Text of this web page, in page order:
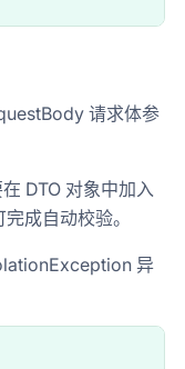
请求体参
DTO 对象中加入
成自动校验。
异